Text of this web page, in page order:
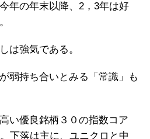
年の年末以降、2，3年は好
は強気である。
弱持ち合いとみる「常識」も
い優良銘柄３０の指数コア
下落は主に、ユニクロと中